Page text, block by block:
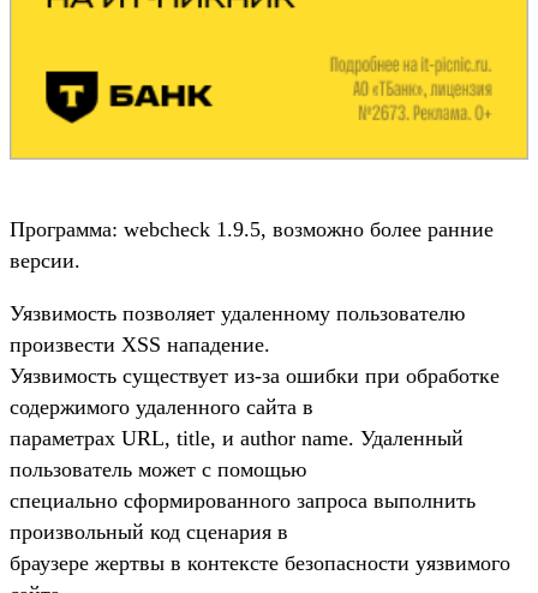
Программа: webcheck 1.9.5, возможно более ранние
версии.
Уязвимость позволяет удаленному пользователю
произвести XSS нападение.
Уязвимость существует из-за ошибки при обработке
содержимого удаленного сайта в
параметрах URL, title, и author name. Удаленный
пользователь может с помощью
специально сформированного запроса выполнить
произвольный код сценария в
браузере жертвы в контексте безопасности уязвимого